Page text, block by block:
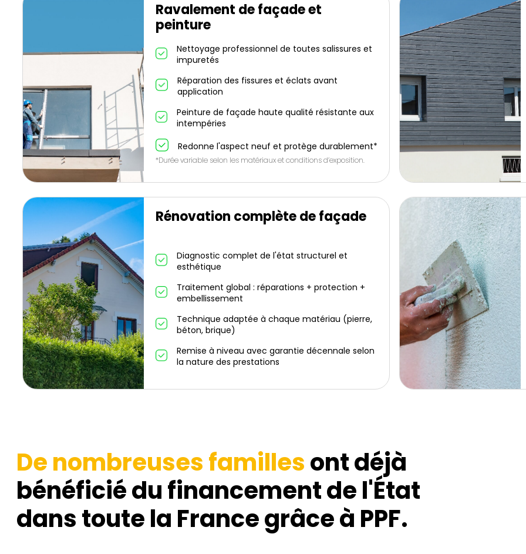
Ravalement de façade et
peinture
Nettoyage professionnel de toutes salissures et
impuretés
Réparation des fissures et éclats avant
application
Peinture de façade haute qualité résistante aux
intempéries
Redonne l'aspect neuf et protège durablement*
*Durée variable selon les matériaux et conditions d’exposition.
Rénovation complète de façade
Diagnostic complet de l'état structurel et
esthétique
Traitement global : réparations + protection +
embellissement
Technique adaptée à chaque matériau (pierre,
béton, brique)
Remise à niveau avec garantie décennale selon
la nature des prestations
De nombreuses famillesont déjà
bénéficié du financement de l'État
dans toute la France grâce à PPF.